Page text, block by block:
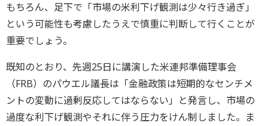
もちろん、足下で「市場の米利下げ観測は少々行き過ぎ」
という可能性も考慮したうえで慎重に判断して行くことが
重要でしょう。
既知のとおり、先週25日に講演した米連邦準備理事会
（FRB）のパウエル議長は「金融政策は短期的なセンチメ
ントの変動に過剰反応してはならない」と発言し、市場の
過度な利下げ観測やそれに伴う圧力をけん制しました。ま